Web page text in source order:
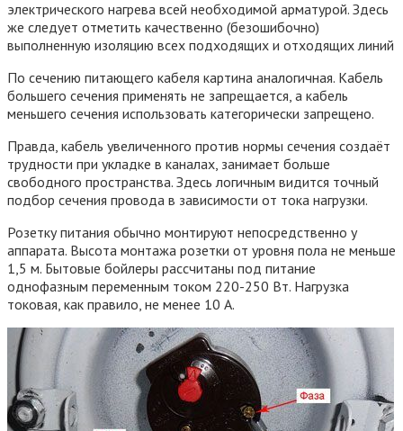
электрического нагрева всей необходимой арматурой. Здесь
же следует отметить качественно (безошибочно)
выполненную изоляцию всех подходящих и отходящих линий
По сечению питающего кабеля картина аналогичная. Кабель
большего сечения применять не запрещается, а кабель
меньшего сечения использовать категорически запрещено.
Правда, кабель увеличенного против нормы сечения создаёт
трудности при укладке в каналах, занимает больше
свободного пространства. Здесь логичным видится точный
подбор сечения провода в зависимости от тока нагрузки.
Розетку питания обычно монтируют непосредственно у
аппарата. Высота монтажа розетки от уровня пола не меньше
1,5 м. Бытовые бойлеры рассчитаны под питание
однофазным переменным током 220-250 Вт. Нагрузка
токовая, как правило, не менее 10 А.